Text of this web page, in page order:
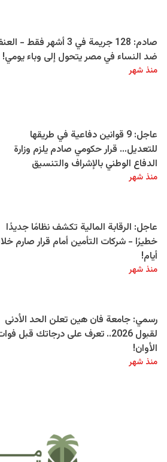
صادم: 128 جريمة في 3 أشهر فقط -
ضد النساء في مصر يتحول إلى وباء يومي!
منذ شهر
عاجل: 9 قوانين دفاعية في طريقها
للتعديل… قرار حكومي صادم يلزم وزارة
الدفاع الوطني بالإشراف والتنسيق
منذ شهر
عاجل: الرقابة المالية تكشف نظامًا جديدًا
خطيرًا - شركات التأمين أمام قرار صارم
أيام!
منذ شهر
رسمي: جامعة فان هين تعلن الحد الأدنى
لقبول 2026.. تعرف على درجاتك قبل
الأوان!
منذ شهر